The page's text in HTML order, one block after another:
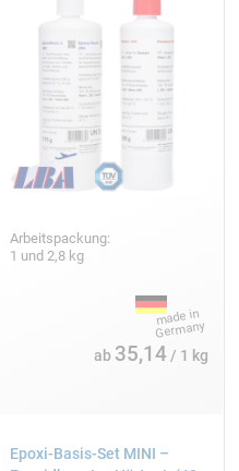
Arbeitspackung:
1 und 2,8 kg
ab 35,14/ 1 kg
Epoxi-Basis-Set MINI –